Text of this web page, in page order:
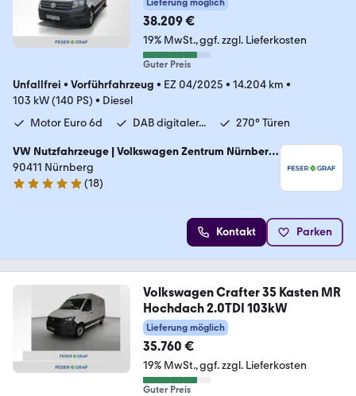
Lieferung möglich
38.209 €
19% MwSt. ggf. zzgl. Lieferkosten
Guter Preis
Unfallfrei • Vorführfahrzeug • EZ 04/2025 • 14.204 km •
103 kW (140 PS) • Diesel
Motor Euro 6d
DAB digitaler... 270° Türen
VW Nutzfahrzeuge | Volkswagen Zentrum Nürnberg
- Marienberg GmbH
90411 Nürnberg
4.9 Sterne
(18)
Kontakt Parken
Volkswagen Crafter 35 Kasten MR
Hochdach 2.0TDI 103kW
Lieferung möglich
35.760 €
19% MwSt. ggf. zzgl. Lieferkosten
Guter Preis